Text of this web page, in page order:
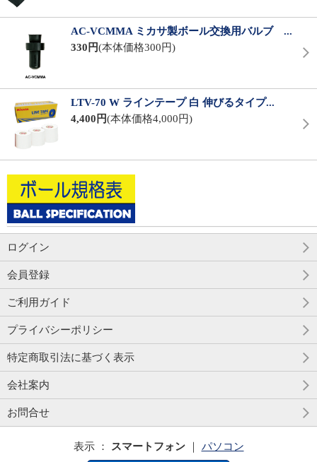
AC-VCMMA ミカサ製ボール交換用バルブ ...
330円(本体価格300円)
LTV-70 W ラインテープ 白 伸びるタイプ...
4,400円(本体価格4,000円)
ログイン
会員登録
ご利用ガイド
プライバシーポリシー
特定商取引法に基づく表示
会社案内
お問合せ
表示 ： スマートフォン｜ パソコン